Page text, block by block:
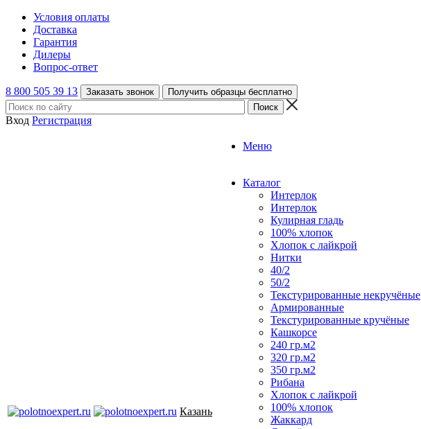
Условия оплаты
Доставка
Гарантия
Дилеры
Вопрос-ответ
8 800 505 39 13 Заказать звонок Получить образцы бесплатно
Вход Регистрация
Казань
Меню
Каталог
Интерлок
Интерлок
Кулирная гладь
100% хлопок
Хлопок с лайкрой
Нитки
40/2
50/2
Текстурированные некручёные
Армированные
Текстурированные кручёные
Кашкорсе
240 гр.м2
320 гр.м2
350 гр.м2
Рибана
Хлопок с лайкрой
100% хлопок
Жаккард